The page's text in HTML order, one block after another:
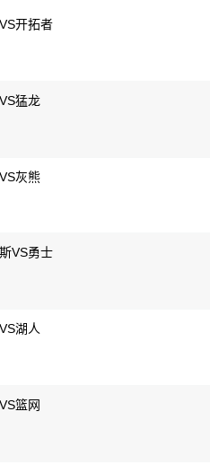
开拓者
猛龙
灰熊
VS勇士
湖人
篮网